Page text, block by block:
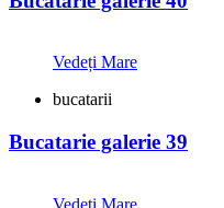
Vedeți Mare
bucatarii
Bucatarie galerie 39
Vedeți Mare